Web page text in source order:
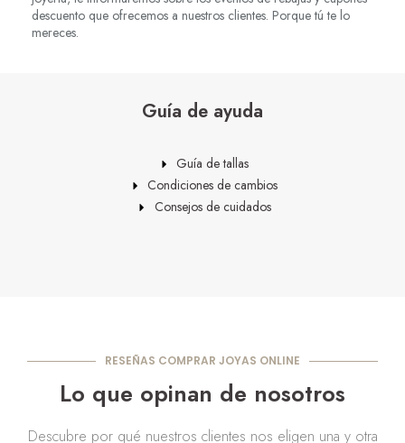
descuento que ofrecemos a nuestros clientes. Porque tú te lo
mereces.
Guía de ayuda
Guía de tallas
Condiciones de cambios
Consejos de cuidados
RESEÑAS COMPRAR JOYAS ONLINE
Lo que opinan de nosotros
Descubre por qué nuestros clientes nos eligen una y otra